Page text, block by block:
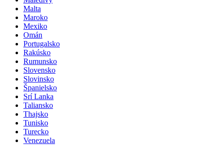
Malta
Maroko
Mexiko
Omán
Portugalsko
Rakúsko
Rumunsko
Slovensko
Slovinsko
Španielsko
Srí Lanka
Taliansko
Thajsko
Tunisko
Turecko
Venezuela